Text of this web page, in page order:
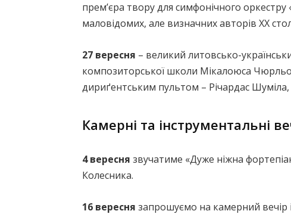
премʼєра твору для симфонічного
маловідомих, але визначних авторів ХХ
27 вересня – великий литовсько-
композиторської школи Мікалоюса
дириґентським пультом – Річардас
Камерні та інструментальні
4 вересня звучатиме «Дуже ніжна
Колесника.
16 вересня запрошуємо на камерний